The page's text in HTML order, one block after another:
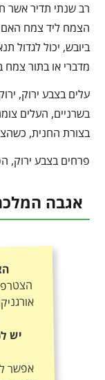
רב שנתי תדיר אשר
הצמח ליד צמח האם
ביובש, יכול לגדול
מדברי או בתור צמח
עלים בצבע ירוק,
בשרניים, העלים
בצורת החנית,
פרחים בצבע ירוק,
אגבה
יש
אפשר